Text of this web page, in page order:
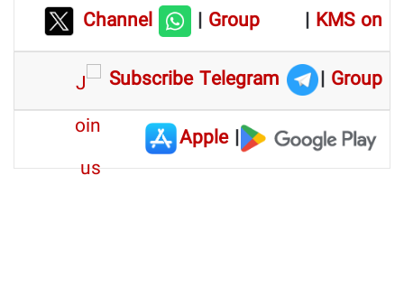
Channel |Group | KMS on
Subscribe Telegram
| Group
|
Apple